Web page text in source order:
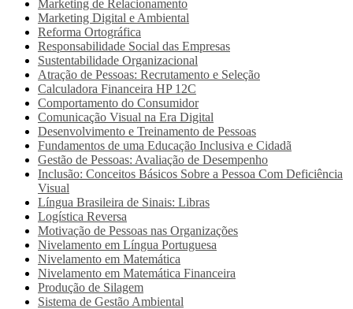
Marketing de Relacionamento
Marketing Digital e Ambiental
Reforma Ortográfica
Responsabilidade Social das Empresas
Sustentabilidade Organizacional
Atração de Pessoas: Recrutamento e Seleção
Calculadora Financeira HP 12C
Comportamento do Consumidor
Comunicação Visual na Era Digital
Desenvolvimento e Treinamento de Pessoas
Fundamentos de uma Educação Inclusiva e Cidadã
Gestão de Pessoas: Avaliação de Desempenho
Inclusão: Conceitos Básicos Sobre a Pessoa Com Deficiência
Visual
Língua Brasileira de Sinais: Libras
Logística Reversa
Motivação de Pessoas nas Organizações
Nivelamento em Língua Portuguesa
Nivelamento em Matemática
Nivelamento em Matemática Financeira
Produção de Silagem
Sistema de Gestão Ambiental